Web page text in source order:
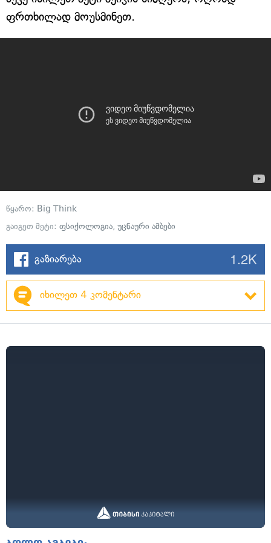
ფრთხილად მოუსმინეთ.
წყარო: Big Think
გაიგეთ მეტი: ფსიქოლოგია, უცნაური ამბები
გაზიარება 1.2K
იხილეთ 4 კომენტარი